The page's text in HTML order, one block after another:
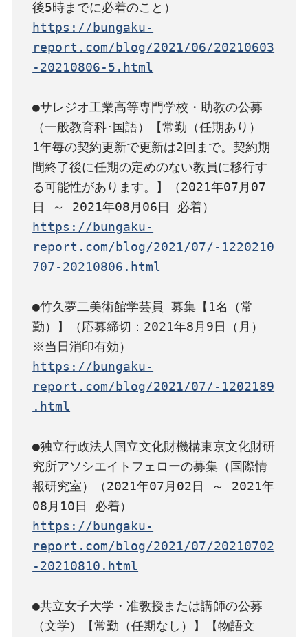
https://bungaku-
report.com/blog/2021/06/20210603
-20210806-5.html
●サレジオ工業高等専門学校・助教の公募
（一般教育科･国語）【常勤（任期あり）
1年毎の契約更新で更新は2回まで。契約期
間終了後に任期の定めのない教員に移行す
る可能性があります。】（2021年07月07
https://bungaku-
report.com/blog/2021/07/-1220210
707-20210806.html
●竹久夢二美術館学芸員 募集【1名（常
勤）】（応募締切：2021年8月9日（月）
https://bungaku-
report.com/blog/2021/07/-1202189
.html
●独立行政法人国立文化財機構東京文化財研
究所アソシエイトフェローの募集（国際情
報研究室）（2021年07月02日 ～ 2021年
https://bungaku-
report.com/blog/2021/07/20210702
-20210810.html
●共立女子大学・准教授または講師の公募
（文学）【常勤（任期なし）】【物語文